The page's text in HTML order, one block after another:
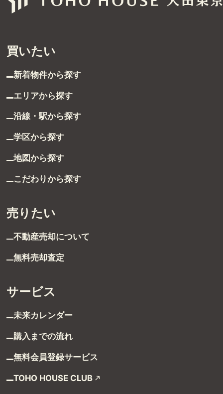
買いたい
新着物件から探す
エリアから探す
沿線・駅から探す
学区から探す
地図から探す
こだわりから探す
売りたい
不動産売却について
無料売却査定
サービス
未来カレンダー
購入までの流れ
無料会員登録サービス
TOHO HOUSE CLUB